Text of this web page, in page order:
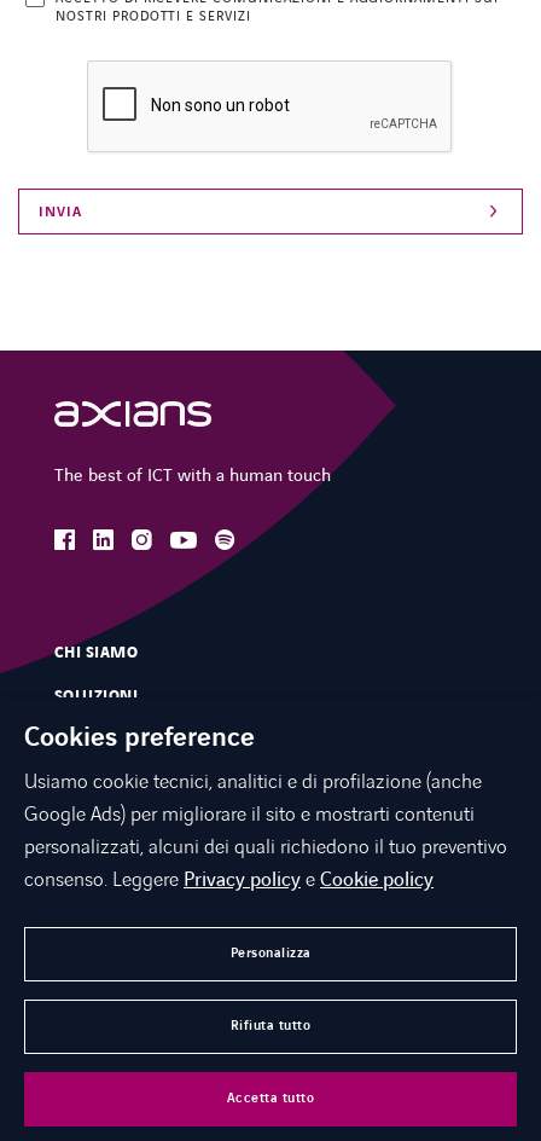
NOSTRI PRODOTTI E SERVIZI
The best of ICT with a human touch
facebooklinkedininstagramyoutube
spotify
CHI SIAMO
SOLUZIONI
SERVIZI
MERCATI
INNOVAZIONE
CONTATTI
©Axians 2026
Legal Notice
Dati societari
Cookies preference
Usiamo cookie tecnici, analitici e di profilazione (anche
Google Ads) per migliorare il sito e mostrarti contenuti
personalizzati, alcuni dei quali richiedono il tuo preventivo
consenso. Leggere Privacy policyeCookie policy
Personalizza
Rifiuta tutto
Accetta tutto